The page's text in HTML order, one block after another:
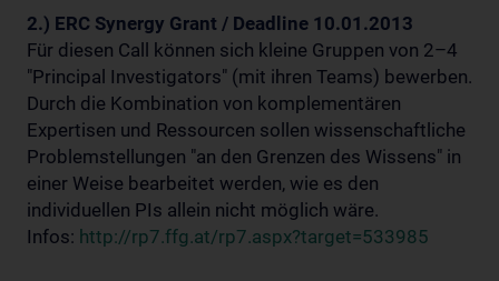
2.) ERC Synergy Grant / Deadline 10.01.2013
Für diesen Call können sich kleine Gruppen von 2–4
"Principal Investigators" (mit ihren Teams) bewerben.
Durch die Kombination von komplementären
Expertisen und Ressourcen sollen wissenschaftliche
Problemstellungen "an den Grenzen des Wissens" in
einer Weise bearbeitet werden, wie es den
individuellen PIs allein nicht möglich wäre.
Infos: http://rp7.ffg.at/rp7.aspx?target=533985